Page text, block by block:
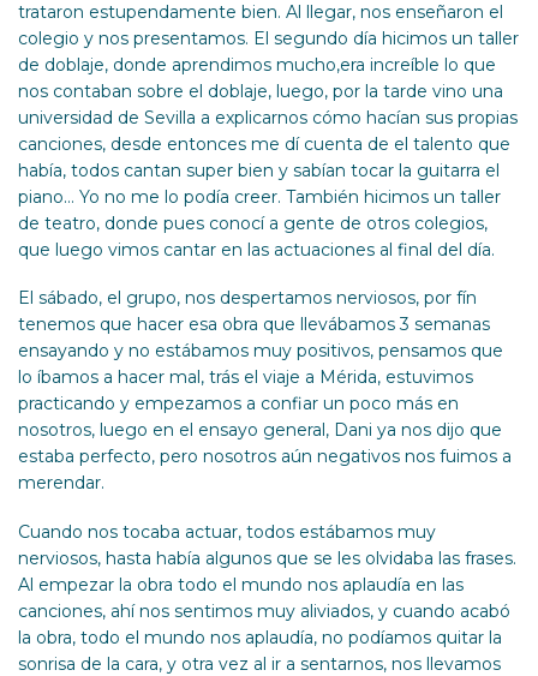
trataron estupendamente bien. Al llegar, nos enseñaron el
colegio y nos presentamos. El segundo día hicimos un taller
de doblaje, donde aprendimos mucho,era increíble lo que
nos contaban sobre el doblaje, luego, por la tarde vino una
universidad de Sevilla a explicarnos cómo hacían sus propias
canciones, desde entonces me dí cuenta de el talento que
había, todos cantan super bien y sabían tocar la guitarra el
piano… Yo no me lo podía creer. También hicimos un taller
de teatro, donde pues conocí a gente de otros colegios,
que luego vimos cantar en las actuaciones al final del día.
El sábado, el grupo, nos despertamos nerviosos, por fín
tenemos que hacer esa obra que llevábamos 3 semanas
ensayando y no estábamos muy positivos, pensamos que
lo íbamos a hacer mal, trás el viaje a Mérida, estuvimos
practicando y empezamos a confiar un poco más en
nosotros, luego en el ensayo general, Dani ya nos dijo que
estaba perfecto, pero nosotros aún negativos nos fuimos a
merendar.
Cuando nos tocaba actuar, todos estábamos muy
nerviosos, hasta había algunos que se les olvidaba las frases.
Al empezar la obra todo el mundo nos aplaudía en las
canciones, ahí nos sentimos muy aliviados, y cuando acabó
la obra, todo el mundo nos aplaudía, no podíamos quitar la
sonrisa de la cara, y otra vez al ir a sentarnos, nos llevamos